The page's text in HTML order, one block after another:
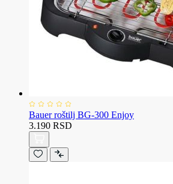
Bauer roštilj BG-300 Enjoy
3.190 RSD